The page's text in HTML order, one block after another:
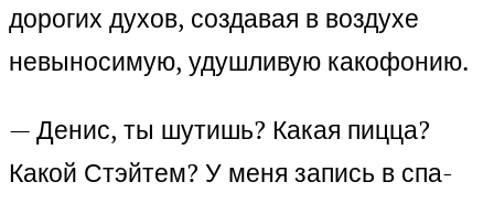
дорогих духов, создавая в воздухе
невыносимую, удушливую какофонию.
— Денис, ты шутишь? Какая пицца?
Какой Стэйтем? У меня запись в спа-